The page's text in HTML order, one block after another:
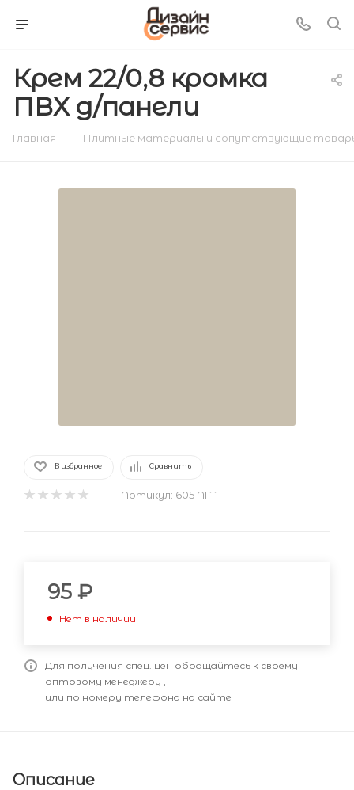
Крем 22/0,8 кромка
ПВХ д/панели
Главная — Плитные материалы и сопутствующие
В избранное Сравнить
Артикул: 605 АГТ
95 ₽
Нет в наличии
Для получения спец. цен обращайтесь к своему
оптовому менеджеру ,
или по номеру телефона на сайте
Описание